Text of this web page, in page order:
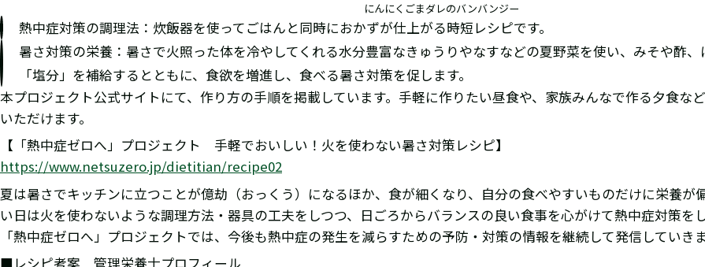
にんにくごまダレのバンバンジー
熱中症対策の調理法：炊飯器を使ってごはんと同時におかずが仕上がる時短レシピです。
暑さ対策の栄養：暑さで火照った体を冷やしてくれる水分豊富なきゅうりやなすなどの夏野菜を使い、みそや酢
「塩分」を補給するとともに、食欲を増進し、食べる暑さ対策を促します。
本プロジェクト公式サイトにて、作り方の手順を掲載しています。手軽に作りたい昼食や、家族みんなで作る夕食な
いただけます。
【「熱中症ゼロへ」プロジェクト 手軽でおいしい！火を使わない暑さ対策レシピ】
https://www.netsuzero.jp/dietitian/recipe02
夏は暑さでキッチンに立つことが億劫（おっくう）になるほか、食が細くなり、自分の食べやすいものだけに栄養が
い日は火を使わないような調理方法・器具の工夫をしつつ、日ごろからバランスの良い食事を心がけて熱中症対策をし
「熱中症ゼロへ」プロジェクトでは、今後も熱中症の発生を減らすための予防・対策の情報を継続して発信していきま